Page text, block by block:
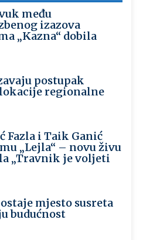
među
izazova
„Kazna“ dobila
postupak
regionalne
Fazla i Taik Ganić
„Lejla“ – novu živu
„Travnik je voljeti
mjesto susreta
budućnost